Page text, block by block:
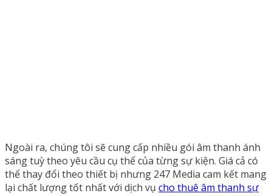
Ngoài ra, chúng tôi sẽ cung cấp nhiều gói âm thanh ánh
sáng tuỳ theo yêu cầu cụ thể của từng sự kiện. Giá cả có
thể thay đổi theo thiết bị nhưng 247 Media cam kết mang
lại chất lượng tốt nhất với dịch vụ cho thuê âm thanh sự